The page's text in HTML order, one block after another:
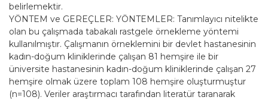
belirlemektir.
YÖNTEM ve GEREÇLER: YÖNTEMLER: Tanımlayıcı nitelikte
olan bu çalışmada tabakalı rastgele örnekleme yöntemi
kullanılmıştır. Çalışmanın örneklemini bir devlet hastanesinin
kadın-doğum kliniklerinde çalışan 81 hemşire ile bir
üniversite hastanesinin kadın-doğum kliniklerinde çalışan 27
hemşire olmak üzere toplam 108 hemşire oluşturmuştur
(n=108). Veriler araştırmacı tarafından literatür taranarak